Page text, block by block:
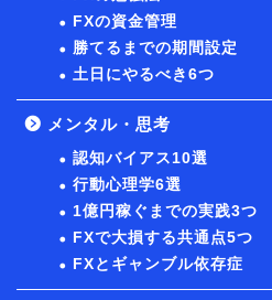
FXの資金管理
勝てるまでの期間設定
土日にやるべき6つ
メンタル・思考
認知バイアス10選
行動心理学6選
1億円稼ぐまでの実践3つ
FXで大損する共通点5つ
FXとギャンブル依存症